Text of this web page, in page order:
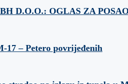
D.O.O.: OGLAS ZA
17 – Petero povrijeđenih